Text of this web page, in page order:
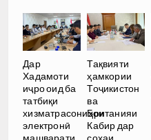
Дар
Хадамоти
иҷро оид ба
татбиқи
хизматрасониҳои
электронӣ
Тақвияти
ҳамкории
Тоҷикистон
ва
Британияи
Кабир дар